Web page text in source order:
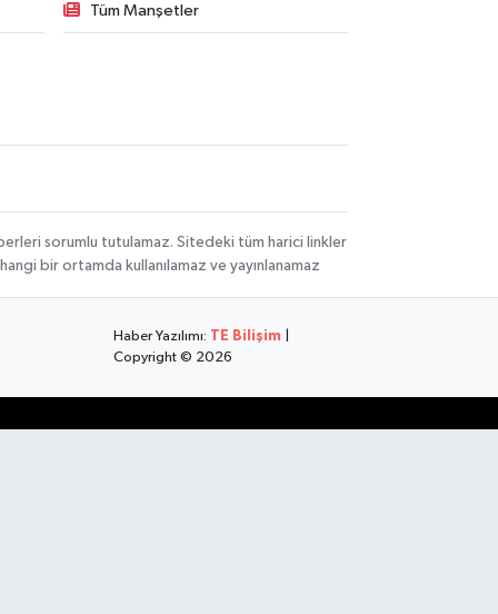
Tüm Manşetler
sorumlu tutulamaz. Sitedeki tüm harici linkler
bir ortamda kullanılamaz ve yayınlanamaz
Haber Yazılımı: TE Bilişim
Copyright © 2026